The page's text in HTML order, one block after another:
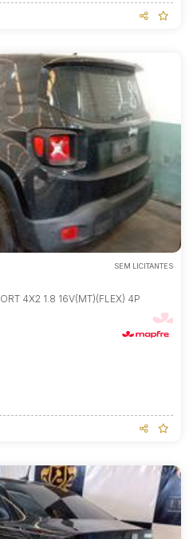
SEM LICITANTES
4X2 1.8 16V(MT)(FLEX) 4P